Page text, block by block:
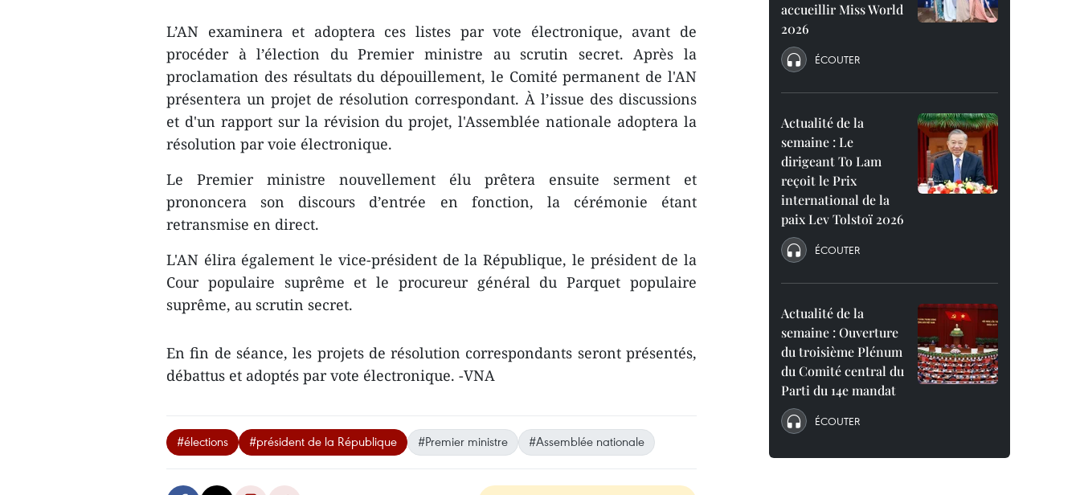
L’AN examinera et adoptera ces listes par vote électronique, avant de
procéder à l’élection du Premier ministre au scrutin secret. Après la
proclamation des résultats du dépouillement, le Comité permanent de l'AN
présentera un projet de résolution correspondant. À l’issue des discussions
et d'un rapport sur la révision du projet, l'Assemblée nationale adoptera la
résolution par voie électronique.
Le Premier ministre nouvellement élu prêtera ensuite serment et
prononcera son discours d’entrée en fonction, la cérémonie étant
retransmise en direct.
L'AN élira également le vice-président de la République, le président de la
Cour populaire suprême et le procureur général du Parquet populaire
suprême, au scrutin secret.
En fin de séance, les projets de résolution correspondants seront présentés,
débattus et adoptés par vote électronique. -VNA
#élections #président de la République #Premier ministre #Assemblée nationale
accueillir Miss World
2026
ÉCOUTER
Actualité de la
semaine : Le
dirigeant To Lam
reçoit le Prix
international de la
paix Lev Tolstoï 2026
ÉCOUTER
Actualité de la
semaine : Ouverture
du troisième Plénum
du Comité central du
Parti du 14e mandat
ÉCOUTER